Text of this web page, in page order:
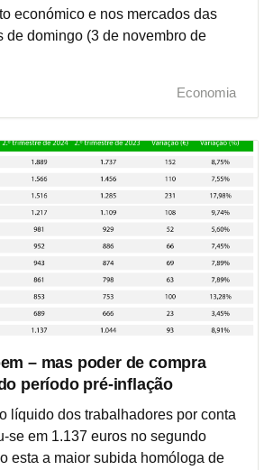
económico e nos mercados das
de domingo (3 de novembro de
Economia
– mas poder de compra
período pré-inflação
líquido dos trabalhadores por conta
se em 1.137 euros no segundo
esta a maior subida homóloga de